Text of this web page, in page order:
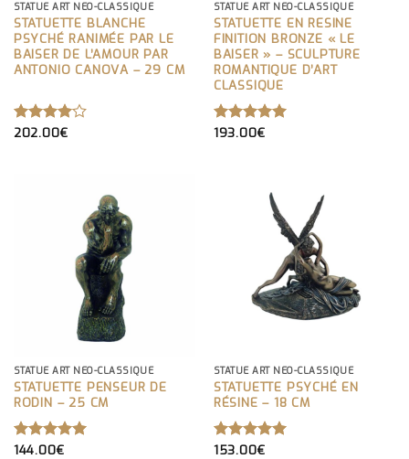
STATUE ART NEO-CLASSIQUE
STATUETTE BLANCHE
PSYCHÉ RANIMÉE PAR LE
BAISER DE L’AMOUR PAR
ANTONIO CANOVA – 29 CM
NOTE
202.00€
STATUE ART NEO-CLASSIQUE
STATUETTE EN RESINE
FINITION BRONZE « LE
BAISER » – SCULPTURE
ROMANTIQUE D’ART
CLASSIQUE
NOTE5.00
193.00€
STATUE ART NEO-CLASSIQUE
STATUETTE PENSEUR DE
RODIN – 25 CM
NOTE5.00
144.00€
STATUE ART NEO-CLASSIQUE
STATUETTE PSYCHÉ EN
RÉSINE – 18 CM
NOTE5.00
153.00€